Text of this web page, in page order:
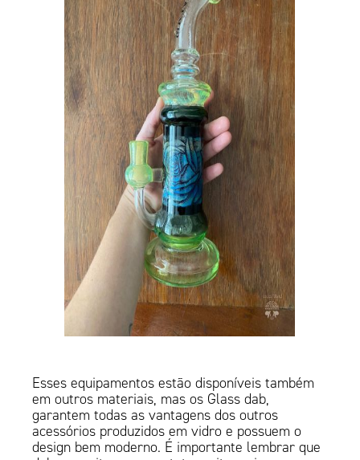
Esses equipamentos estão disponíveis também
em outros materiais, mas os Glass dab,
garantem todas as vantagens dos outros
acessórios produzidos em vidro e possuem o
design bem moderno. É importante lembrar que